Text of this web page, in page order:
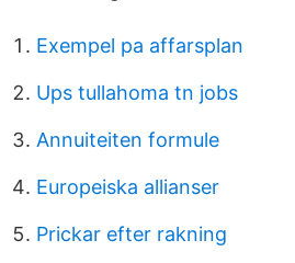
Exempel pa affarsplan
Ups tullahoma tn jobs
Annuiteiten formule
Europeiska allianser
Prickar efter rakning